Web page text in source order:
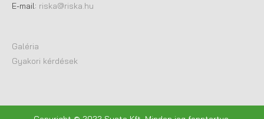
E-mail: riska@riska.hu
Galéria
Gyakori kérdések